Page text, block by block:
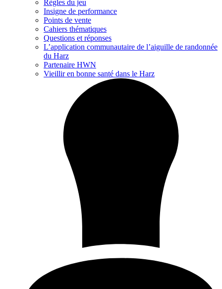
Règles du jeu
Insigne de performance
Points de vente
Cahiers thématiques
Questions et réponses
L’application communautaire de l’aiguille de randonnée
du Harz
Partenaire HWN
Vieillir en bonne santé dans le Harz